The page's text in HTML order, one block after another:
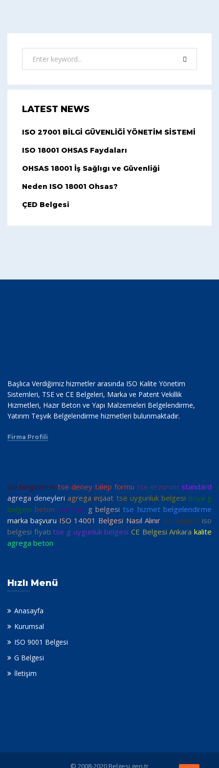
LATEST NEWS
ISO 27001 BİLGİ GÜVENLİĞİ YÖNETİM SİSTEMİ
ISO 18001 OHSAS Faydaları
OHSAS 18001 İş Sağlıgı ve Güvenliği
Neden ISO 18001 Ohsas?
ÇED Belgesi
Başlıca Verdiğimiz hizmetler arasında ISO Kalite Yönetim
Sistemleri, TSE ve CE Belgeleri, Marka ve Patent Vekillik
Hizmetleri, Hazır Beton ve Yapı Malzemeleri Belgelendirme,
Yatırım Teşvik Belgelendirme hizmetleri bulunmaktadır.
Firma Profili
iso belgeleme tse deney talep formu tse erzurum standard
agrega deneyleri agrega inşaat tse uygunluk belgesi boya g
belgesi beton tse hyb g belgesi tse hizmet belgelendirme
marka başvuru ISO 14001 Belgesi Nasıl Alınır iso belgesi iso
belgesi fiyatı tse g uygunluk belgesi CE Belgesi Ankara kalite
agrega beton
Hızlı Menü
Anasayfa
Kurumsal
ISO 9001 Belgesi
G Belgesi
İletişim
© 2008-2020 Belgesi.gen.tr